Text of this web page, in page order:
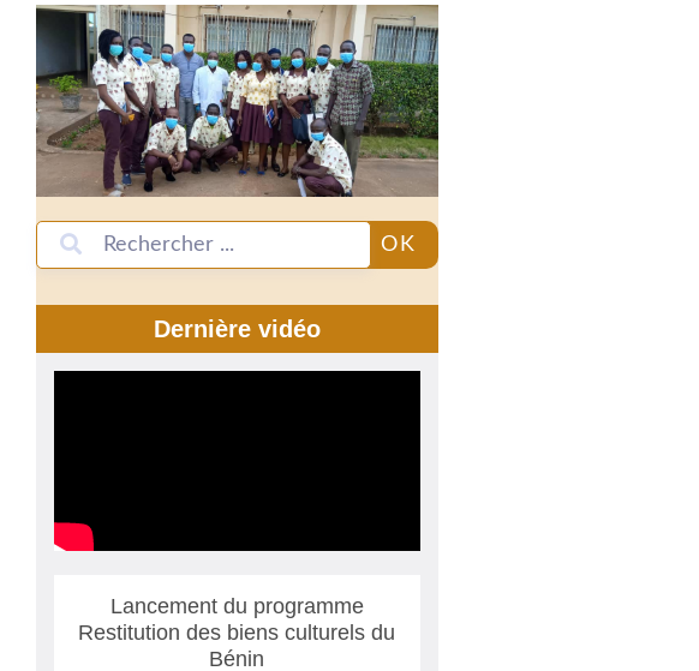
OK
Dernière vidéo
Lancement du programme
Restitution des biens culturels du
Bénin